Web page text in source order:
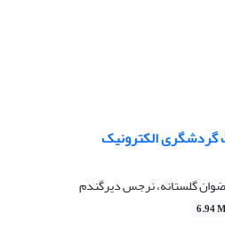
گردشگری الکترونیک
گلستانه، نرجس دیرگندم
6.94 M